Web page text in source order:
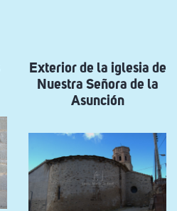
Exterior de la iglesia de
Nuestra Señora de la
Asunción